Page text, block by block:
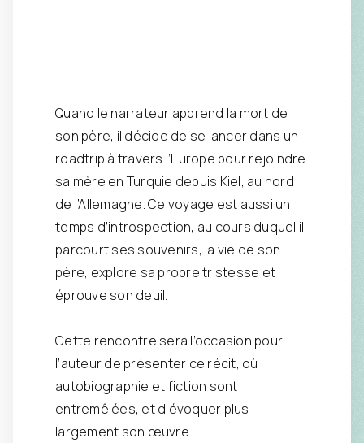
Quand le narrateur apprend la mort de
son père, il décide de se lancer dans un
roadtrip à travers l’Europe pour rejoindre
sa mère en Turquie depuis Kiel, au nord
de l’Allemagne. Ce voyage est aussi un
temps d’introspection, au cours duquel il
parcourt ses souvenirs, la vie de son
père, explore sa propre tristesse et
éprouve son deuil.
Cette rencontre sera l’occasion pour
l’auteur de présenter ce récit, où
autobiographie et fiction sont
entremêlées, et d’évoquer plus
largement son œuvre.